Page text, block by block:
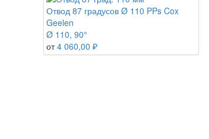
Отвод 87 градусов Ø 110 PPs Cox
Geelen
Ø 110, 90°
от 4 060,00 ₽